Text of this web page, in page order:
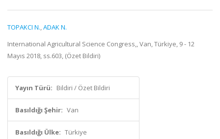
TOPAKCI N.,ADAK N.
International Agricultural Science Congress,, Van, Türkiye, 9 - 12
Mayıs 2018, ss.603, (Özet Bildiri)
Yayın Türü: Bildiri / Özet Bildiri
Basıldığı Şehir: Van
Basıldığı Ülke: Türkiye